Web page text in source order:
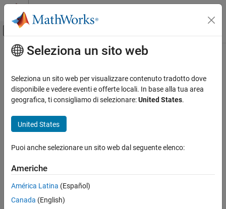
Vai al contenuto
Attiva/disattiva menu di navigazione
Pagina iniziale della documentazione
Contenuto principale
Seleziona un sito web
Seleziona un sito web per visualizzare contenuto tradotto dove
disponibile e vedere eventi e offerte locali. In base alla tua area
geografica, ti consigliamo di selezionare:United States.
United States
Puoi anche selezionare un sito web dal seguente elenco:
Americhe
América Latina (Español)
Canada (English)